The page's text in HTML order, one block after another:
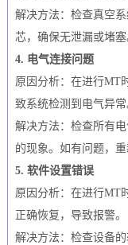
解决方法：检查真空
芯，确保无泄漏或堵
4. 电气连接问题
原因分析：在进行MT
致系统检测到电气异常
解决方法：检查所有
的现象。如有问题，
5. 软件设置错误
原因分析：在进行MT
正确恢复，导致报警。
解决方法：检查设备